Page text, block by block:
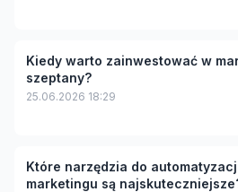
Kiedy warto zainwestować w
szeptany?
25.06.2026 18:29
Które narzędzia do
marketingu są